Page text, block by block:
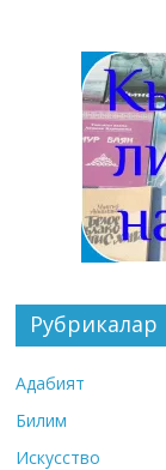
Рубрикалар
Адабият
Билим
Искусство